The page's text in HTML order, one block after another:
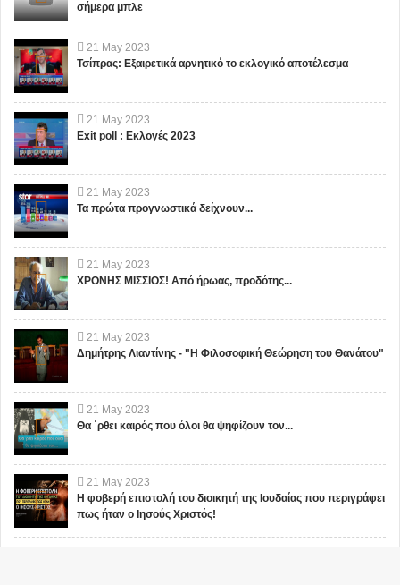
σήμερα μπλε
21 May 2023
Τσίπρας: Εξαιρετικά αρνητικό το εκλογικό αποτέλεσμα
21 May 2023
Exit poll : Εκλογές 2023
21 May 2023
Τα πρώτα προγνωστικά δείχνουν...
21 May 2023
ΧΡΟΝΗΣ ΜΙΣΣΙΟΣ! Από ήρωας, προδότης...
21 May 2023
Δημήτρης Λιαντίνης - "Η Φιλοσοφική Θεώρηση του Θανάτου"
21 May 2023
Θα ΄ρθει καιρός που όλοι θα ψηφίζουν τον...
21 May 2023
Η φοβερή επιστολή του διοικητή της Ιουδαίας που περιγράφει
πως ήταν ο Ιησούς Χριστός!